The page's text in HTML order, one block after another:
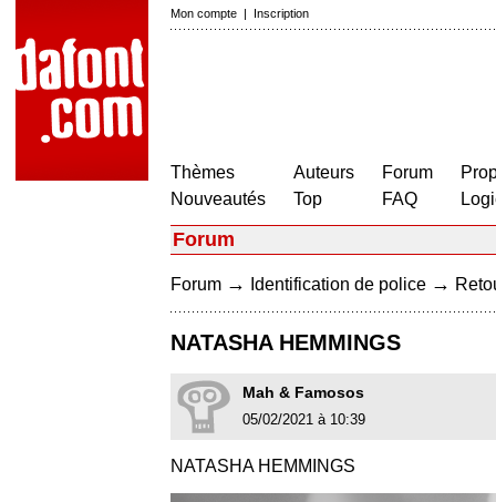
Mon compte | Inscription
Thèmes
Nouveautés
Auteurs
Top
Forum
FAQ
Forum
Forum → Identification de police →
NATASHA HEMMINGS
Mah & Famosos
05/02/2021 à 10:39
NATASHA HEMMINGS